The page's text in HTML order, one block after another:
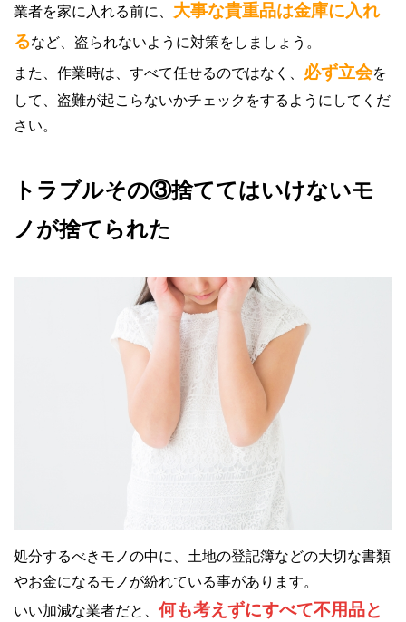
業者を家に入れる前に、 大事な貴重品は金庫に入れ
るなど、盗られないように対策をしましょう。
また、作業時は、すべて任せるのではなく、 必ず立会を
して、盗難が起こらないかチェックをするようにしてくだ
さい。
トラブルその③捨ててはいけないモ
ノが捨てられた
処分するべきモノの中に、土地の登記簿などの大切な書類
やお金になるモノが紛れている事があります。
いい加減な業者だと、 何も考えずにすべて不用品と